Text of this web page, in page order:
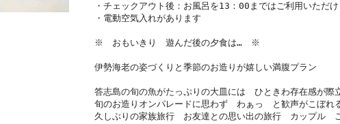
・チェックアウト後：お風呂を13：00まではご利用いただけ
・電動空気入れがあります
※　おもいきり　遊んだ後の夕食は…　※
伊勢海老の姿づくりと季節のお造りが嬉しい満腹プラン
答志島の旬の魚がたっぷりの大皿には　ひときわ存在感が際
旬のお造りオンパレードに思わず　わぁっ　と歓声がこぼれ
久しぶりの家族旅行　お友達との思い出の旅行　カップル　